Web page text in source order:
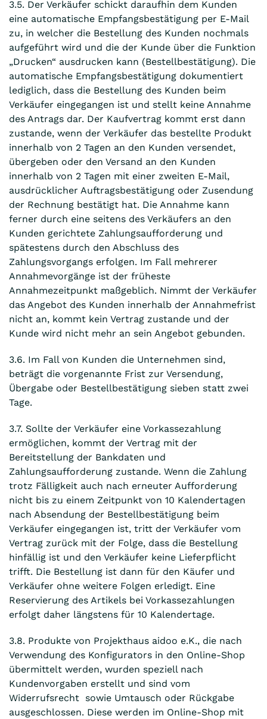
3.5. Der Verkäufer schickt daraufhin dem Kunden
eine automatische Empfangsbestätigung per E-Mail
zu, in welcher die Bestellung des Kunden nochmals
aufgeführt wird und die der Kunde über die Funktion
„Drucken“ ausdrucken kann (Bestellbestätigung). Die
automatische Empfangsbestätigung dokumentiert
lediglich, dass die Bestellung des Kunden beim
Verkäufer eingegangen ist und stellt keine Annahme
des Antrags dar. Der Kaufvertrag kommt erst dann
zustande, wenn der Verkäufer das bestellte Produkt
innerhalb von 2 Tagen an den Kunden versendet,
übergeben oder den Versand an den Kunden
innerhalb von 2 Tagen mit einer zweiten E-Mail,
ausdrücklicher Auftragsbestätigung oder Zusendung
der Rechnung bestätigt hat. Die Annahme kann
ferner durch eine seitens des Verkäufers an den
Kunden gerichtete Zahlungsaufforderung und
spätestens durch den Abschluss des
Zahlungsvorgangs erfolgen. Im Fall mehrerer
Annahmevorgänge ist der früheste
Annahmezeitpunkt maßgeblich. Nimmt der Verkäufer
das Angebot des Kunden innerhalb der Annahmefrist
nicht an, kommt kein Vertrag zustande und der
Kunde wird nicht mehr an sein Angebot gebunden.
3.6. Im Fall von Kunden die Unternehmen sind,
beträgt die vorgenannte Frist zur Versendung,
Übergabe oder Bestellbestätigung sieben statt zwei
Tage.
3.7. Sollte der Verkäufer eine Vorkassezahlung
ermöglichen, kommt der Vertrag mit der
Bereitstellung der Bankdaten und
Zahlungsaufforderung zustande. Wenn die Zahlung
trotz Fälligkeit auch nach erneuter Aufforderung
nicht bis zu einem Zeitpunkt von 10 Kalendertagen
nach Absendung der Bestellbestätigung beim
Verkäufer eingegangen ist, tritt der Verkäufer vom
Vertrag zurück mit der Folge, dass die Bestellung
hinfällig ist und den Verkäufer keine Lieferpflicht
trifft. Die Bestellung ist dann für den Käufer und
Verkäufer ohne weitere Folgen erledigt. Eine
Reservierung des Artikels bei Vorkassezahlungen
erfolgt daher längstens für 10 Kalendertage.
3.8. Produkte von Projekthaus aidoo e.K., die nach
Verwendung des Konfigurators in den Online-Shop
übermittelt werden, wurden speziell nach
Kundenvorgaben erstellt und sind vom
Widerrufsrecht sowie Umtausch oder Rückgabe
ausgeschlossen. Diese werden im Online-Shop mit